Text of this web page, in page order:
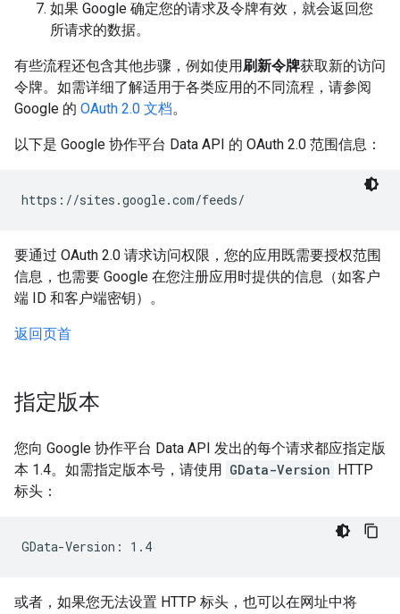
如果 Google 确定您的请求及令牌有效，就会返回您
所请求的数据。
有些流程还包含其他步骤，例如使用刷新令牌获取新的访问
令牌。如需详细了解适用于各类应用的不同流程，请参阅
Google 的 OAuth 2.0 文档。
以下是 Google 协作平台 Data API 的 OAuth 2.0 范围信息：
https://sites.google.com/feeds/
要通过 OAuth 2.0 请求访问权限，您的应用既需要授权范围
信息，也需要 Google 在您注册应用时提供的信息（如客户
端 ID 和客户端密钥）。
返回页首
指定版本
您向 Google 协作平台 Data API 发出的每个请求都应指定版
本 1.4。如需指定版本号，请使用 GData-Version HTTP
标头：
GData-Version: 1.4
或者，如果您无法设置 HTTP 标头，也可以在网址中将